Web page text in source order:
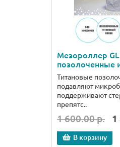
Мезороллер
позолоченные
Титановые
подавляют
поддерживают
препятс..
1 600.00 р. 1
В корзину